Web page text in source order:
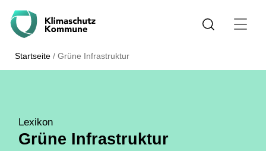
Startseite /Grüne Infrastruktur
Lexikon
Grüne Infrastruktur